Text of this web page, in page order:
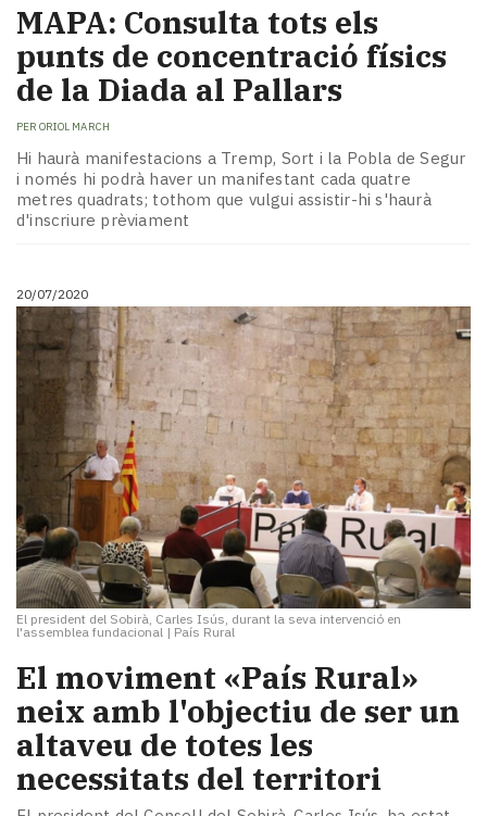
MAPA: Consulta tots els
punts de concentració físics
de la Diada al Pallars
PER ORIOL MARCH
Hi haurà manifestacions a Tremp, Sort i la Pobla de Segur
i només hi podrà haver un manifestant cada quatre
metres quadrats; tothom que vulgui assistir-hi s'haurà
d'inscriure prèviament
20/07/2020
El president del Sobirà, Carles Isús, durant la seva intervenció en
l'assemblea fundacional | País Rural
El moviment «País Rural»
neix amb l'objectiu de ser un
altaveu de totes les
necessitats del territori